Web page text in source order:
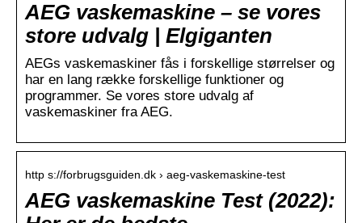
AEG vaskemaskine – se vores
store udvalg | Elgiganten
AEGs vaskemaskiner fås i forskellige størrelser og
har en lang række forskellige funktioner og
programmer. Se vores store udvalg af
vaskemaskiner fra AEG.
http s://forbrugsguiden.dk › aeg-vaskemaskine-test
AEG vaskemaskine Test (2022):